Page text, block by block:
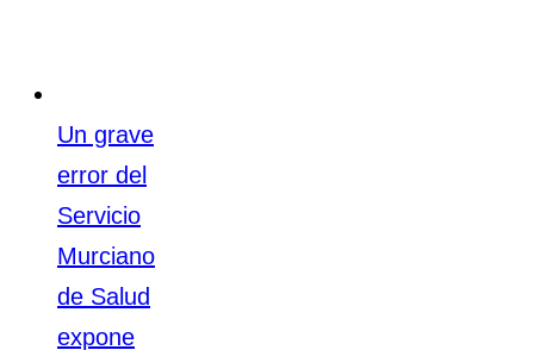
Un grave
error del
Servicio
Murciano
de Salud
expone